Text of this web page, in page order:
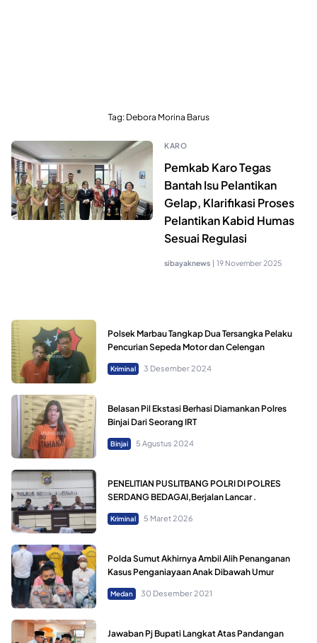
Tag: Debora Morina Barus
KARO
Pemkab Karo Tegas
Bantah Isu Pelantikan
Gelap, Klarifikasi Proses
Pelantikan Kabid Humas
Sesuai Regulasi
sibayaknews | 19 November 2025
Polsek Marbau Tangkap Dua Tersangka Pelaku
Pencurian Sepeda Motor dan Celengan
Kriminal 3 Desember 2024
Belasan Pil Ekstasi Berhasi Diamankan Polres
Binjai Dari Seorang IRT
Binjai 5 Agustus 2024
PENELITIAN PUSLITBANG POLRI DI POLRES
SERDANG BEDAGAI,Berjalan Lancar .
Kriminal 5 Maret 2026
Polda Sumut Akhirnya Ambil Alih Penanganan
Kasus Penganiayaan Anak Dibawah Umur
Medan 30 Desember 2021
Jawaban Pj Bupati Langkat Atas Pandangan